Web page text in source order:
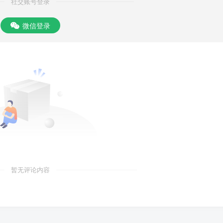
微信登录
暂无评论内容